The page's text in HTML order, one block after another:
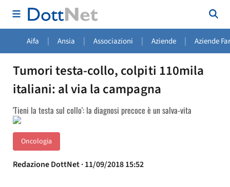
Aifa | Ansia | Associazioni | Aziende | Aziende
Tumori testa-collo, colpiti 110mila
italiani: al via la campagna
'Tieni la testa sul collo': la diagnosi precoce è un salva-vita
Oncologia
Redazione DottNet · 11/09/2018 15:52